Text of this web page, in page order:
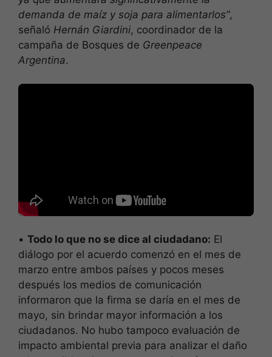
demanda de maíz y soja para alimentarlos”,
señaló Hernán Giardini, coordinador de la
campaña de Bosques de Greenpeace
Argentina.
• Todo lo que no se dice al ciudadano: El
diálogo por el acuerdo comenzó en el mes de
marzo entre ambos países y pocos meses
después los medios de comunicación
informaron que la firma se daría en el mes de
mayo, sin brindar mayor información a los
ciudadanos. No hubo tampoco evaluación de
impacto ambiental previa para analizar el daño